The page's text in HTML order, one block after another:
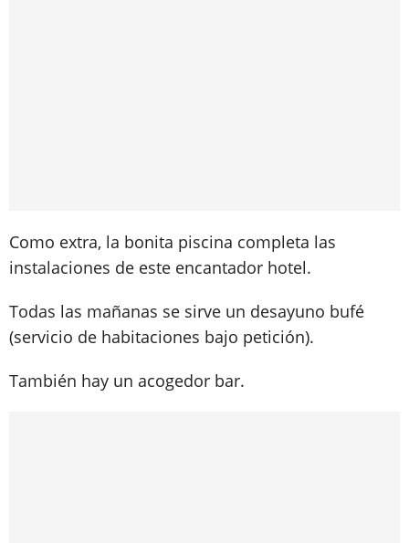
Como extra, la bonita piscina completa las
instalaciones de este encantador hotel.
Todas las mañanas se sirve un desayuno bufé
(servicio de habitaciones bajo petición).
También hay un acogedor bar.